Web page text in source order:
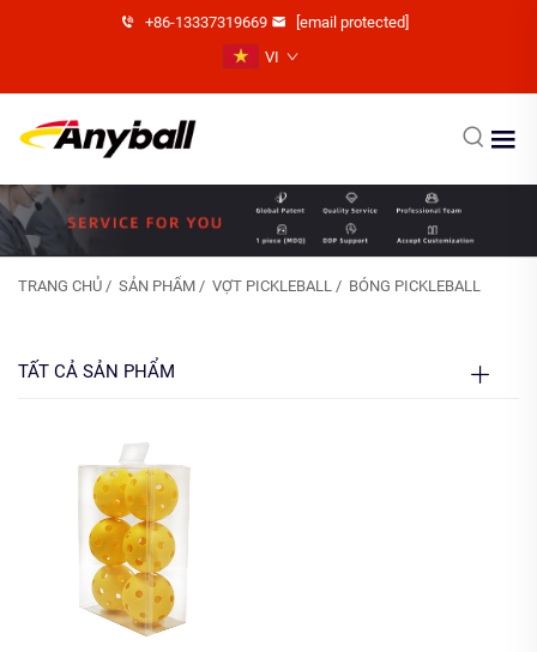
+86-13337319669
[email protected]
VI
TRANG CHỦ / SẢN PHẨM / VỢT PICKLEBALL / BÓNG PICKLEBALL
TẤT CẢ SẢN PHẨM